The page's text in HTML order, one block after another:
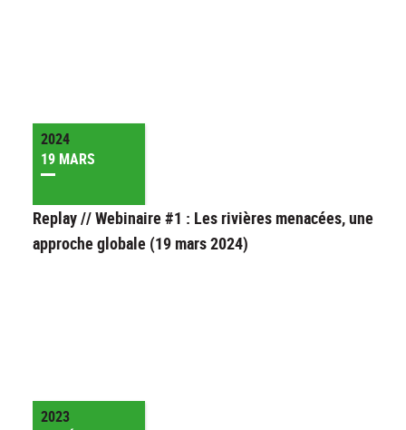
2024
19 MARS
Replay // Webinaire #1 : Les rivières menacées, une
approche globale (19 mars 2024)
2023